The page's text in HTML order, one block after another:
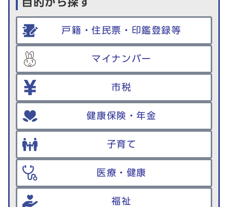
目的から探す
戸籍・住民票・印鑑登録等
マイナンバー
市税
健康保険・年金
子育て
医療・健康
福祉